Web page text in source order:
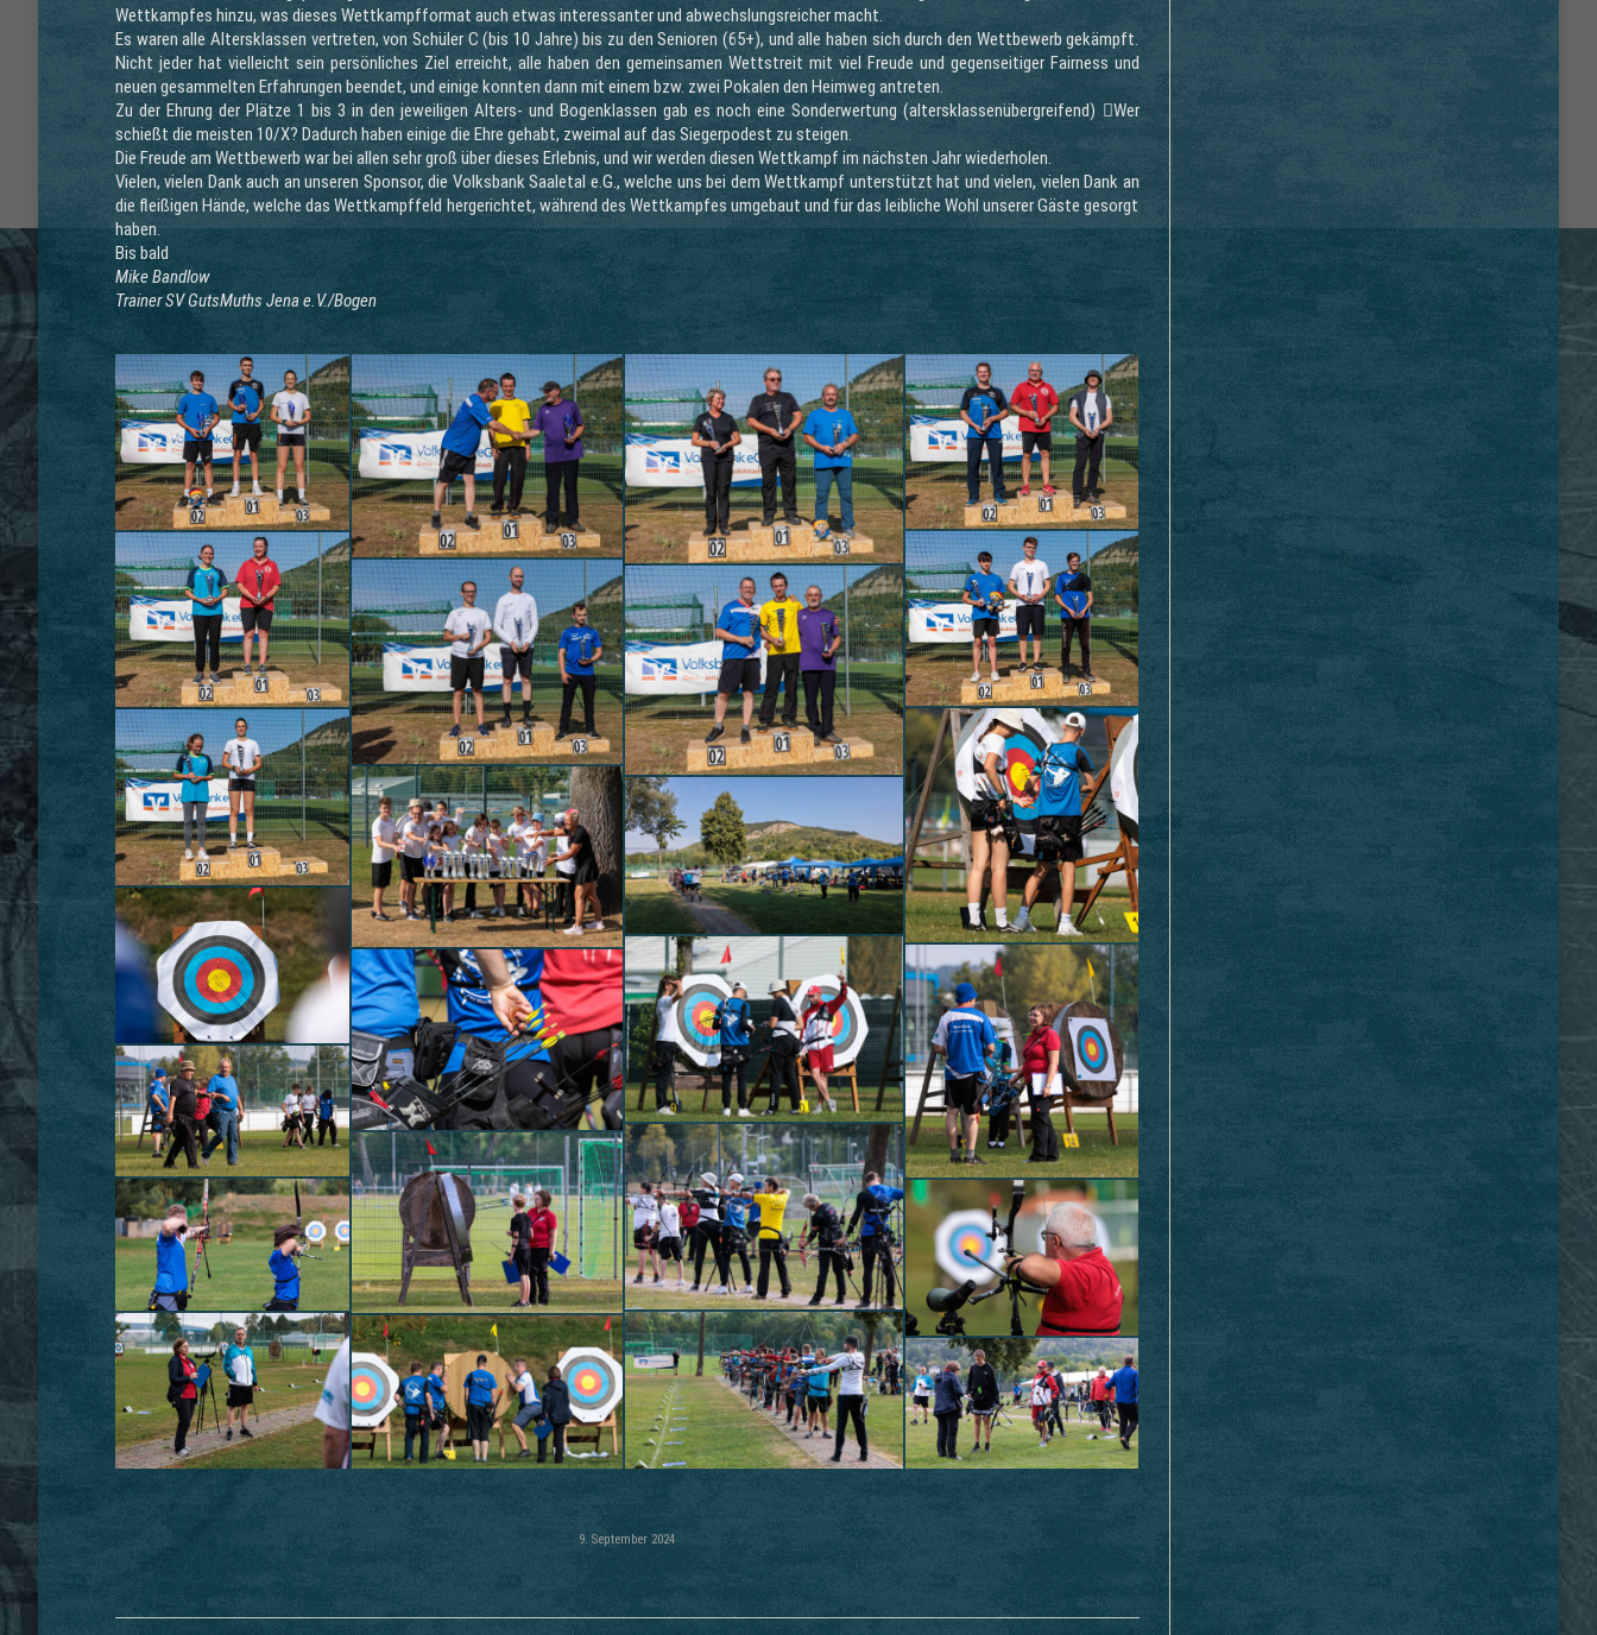
Wettkampfes hinzu, was dieses Wettkampfformat auch etwas interessanter und abwechslungsreicher macht.
Es waren alle Altersklassen vertreten, von Schüler C (bis 10 Jahre) bis zu den Senioren (65+), und alle haben sich durch den Wettbewerb gekämpft.
Nicht jeder hat vielleicht sein persönliches Ziel erreicht, alle haben den gemeinsamen Wettstreit mit viel Freude und gegenseitiger Fairness und
neuen gesammelten Erfahrungen beendet, und einige konnten dann mit einem bzw. zwei Pokalen den Heimweg antreten.
Zu der Ehrung der Plätze 1 bis 3 in den jeweiligen Alters- und Bogenklassen gab es noch eine Sonderwertung (altersklassenübergreifend) Wer
schießt die meisten 10/X? Dadurch haben einige die Ehre gehabt, zweimal auf das Siegerpodest zu steigen.
Die Freude am Wettbewerb war bei allen sehr groß über dieses Erlebnis, und wir werden diesen Wettkampf im nächsten Jahr wiederholen.
Vielen, vielen Dank auch an unseren Sponsor, die Volksbank Saaletal e.G., welche uns bei dem Wettkampf unterstützt hat und vielen, vielen Dank an
die fleißigen Hände, welche das Wettkampffeld hergerichtet, während des Wettkampfes umgebaut und für das leibliche Wohl unserer Gäste gesorgt
haben.
Bis bald
Mike Bandlow
Trainer SV GutsMuths Jena e.V./Bogen
9. September 2024